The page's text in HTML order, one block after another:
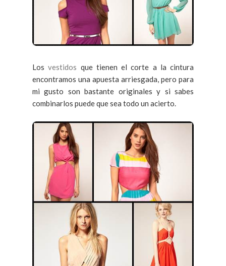
Losvestidos que tienen el corte a la cintura
encontramos una apuesta arriesgada, pero para
mi gusto son bastante originales y si sabes
combinarlos puede que sea todo un acierto.